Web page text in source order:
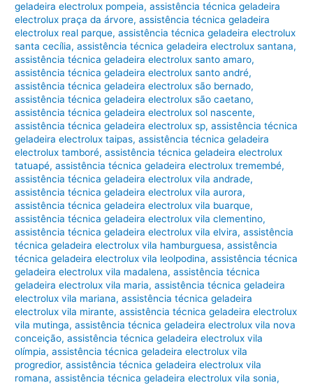
geladeira electrolux pompeia,assistência técnica geladeira
electrolux praça da árvore,assistência técnica geladeira
electrolux real parque,assistência técnica geladeira electrolux
santa cecília,assistência técnica geladeira electrolux santana,
assistência técnica geladeira electrolux santo amaro,
assistência técnica geladeira electrolux santo andré,
assistência técnica geladeira electrolux são bernado,
assistência técnica geladeira electrolux são caetano,
assistência técnica geladeira electrolux sol nascente,
assistência técnica geladeira electrolux sp,assistência técnica
geladeira electrolux taipas,assistência técnica geladeira
electrolux tamboré,assistência técnica geladeira electrolux
tatuapé,assistência técnica geladeira electrolux tremembé,
assistência técnica geladeira electrolux vila andrade,
assistência técnica geladeira electrolux vila aurora,
assistência técnica geladeira electrolux vila buarque,
assistência técnica geladeira electrolux vila clementino,
assistência técnica geladeira electrolux vila elvira,assistência
técnica geladeira electrolux vila hamburguesa,assistência
técnica geladeira electrolux vila leolpodina,assistência técnica
geladeira electrolux vila madalena,assistência técnica
geladeira electrolux vila maria,assistência técnica geladeira
electrolux vila mariana,assistência técnica geladeira
electrolux vila mirante,assistência técnica geladeira electrolux
vila mutinga,assistência técnica geladeira electrolux vila nova
conceição,assistência técnica geladeira electrolux vila
olímpia,assistência técnica geladeira electrolux vila
progredior,assistência técnica geladeira electrolux vila
romana,assistência técnica geladeira electrolux vila sonia,